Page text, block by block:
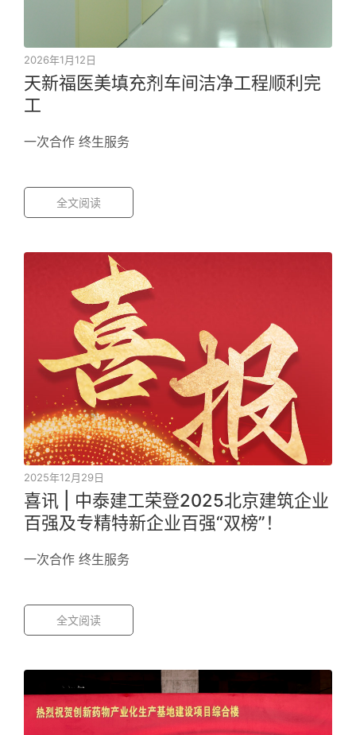
2026年1月12日
天新福医美填充剂车间洁净工程顺利完
工
一次合作 终生服务
全文阅读
2025年12月29日
喜讯 | 中泰建工荣登2025北京建筑企业
百强及专精特新企业百强“双榜”！
一次合作 终生服务
全文阅读